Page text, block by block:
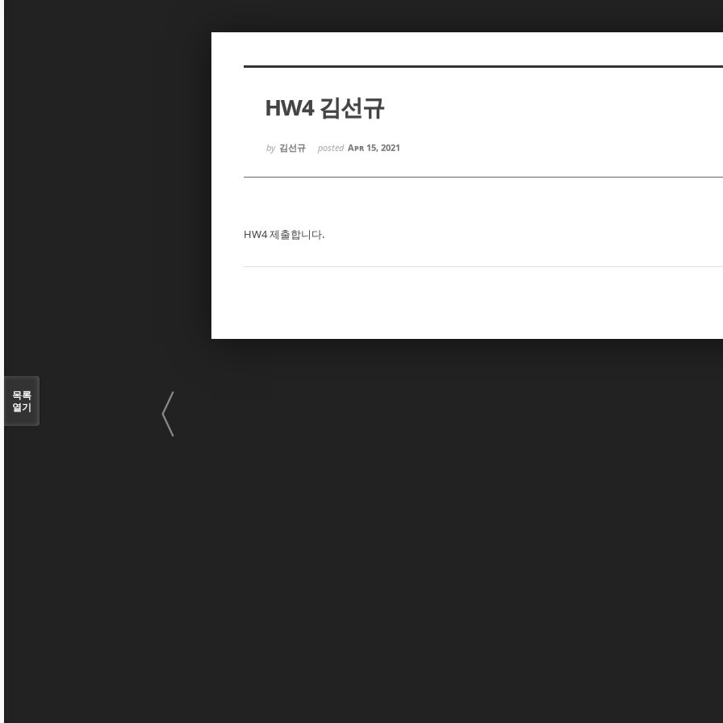
HW4 김선규
by 김선규 posted Apr 15, 2021
HW4 제출합니다.
〈
목록
열기
Sketchbook5, 스케치북5
Sketchbook5, 스케치북5
Sketchbook5, 스케치북5
Sketchbook5, 스케치북5